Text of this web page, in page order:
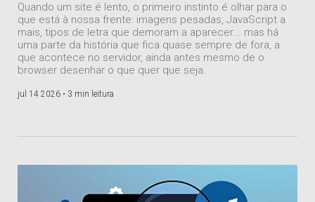
Quando um site é lento, o primeiro instinto é olhar para o
que está à nossa frente: imagens pesadas, JavaScript a
mais, tipos de letra que demoram a aparecer... mas há
uma parte da história que fica quase sempre de fora, a
que acontece no servidor, ainda antes mesmo de o
browser desenhar o que quer que seja.
jul 14 2026 • 3 min leitura